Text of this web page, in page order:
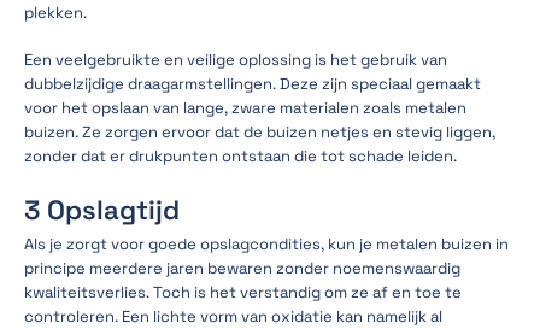
plekken.
Een veelgebruikte en veilige oplossing is het gebruik van
dubbelzijdige draagarmstellingen. Deze zijn speciaal gemaakt
voor het opslaan van lange, zware materialen zoals metalen
buizen. Ze zorgen ervoor dat de buizen netjes en stevig liggen,
zonder dat er drukpunten ontstaan die tot schade leiden.
3 Opslagtijd
Als je zorgt voor goede opslagcondities, kun je metalen buizen in
principe meerdere jaren bewaren zonder noemenswaardig
kwaliteitsverlies. Toch is het verstandig om ze af en toe te
controleren. Een lichte vorm van oxidatie kan namelijk al